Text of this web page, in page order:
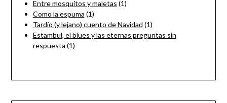
Entre mosquitos y maletas (1)
Como la espuma (1)
Tardío (y lejano) cuento de Navidad (1)
Estambul, el blues y las eternas preguntas sin
respuesta (1)